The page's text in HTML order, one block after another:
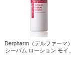
Derpharm（デルファーマ）
シーバム ローション モイ...